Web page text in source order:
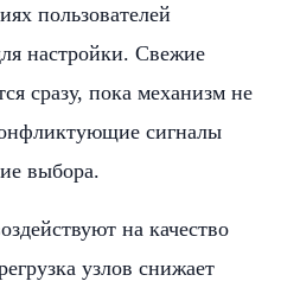
пользователей
настройки. Свежие
сразу, пока механизм не
сигналы
выбора.
на качество
узлов снижает